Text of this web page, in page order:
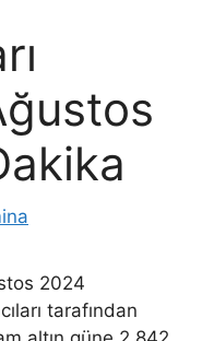
2024
tarafından